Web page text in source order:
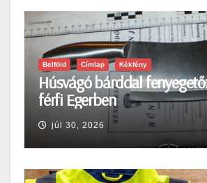
Belföld Címlap Kékfény
Húsvágó bárddal
férfi Egerben
júl 30, 2026